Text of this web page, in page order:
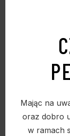
Mając na
oraz dobro
w ramach